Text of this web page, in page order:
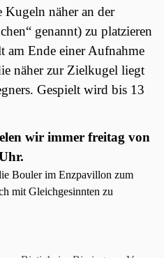
Kugeln näher an der
genannt) zu platzieren
am Ende einer Aufnahme
näher zur Zielkugel liegt
Gespielt wird bis 13
wir immer freitag von
Bouler im Enzpavillon zum
mit Gleichgesinnten zu